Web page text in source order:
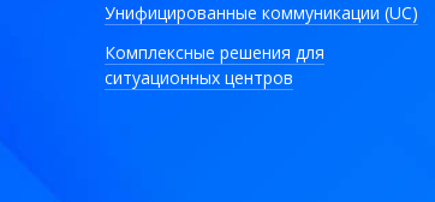
Унифицированные коммуникации (UC)
Комплексные решения для
ситуационных центров